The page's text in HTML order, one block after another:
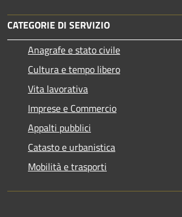
CATEGORIE DI SERVIZIO
Anagrafe e stato civile
Cultura e tempo libero
Vita lavorativa
Imprese e Commercio
Appalti pubblici
Catasto e urbanistica
Mobilità e trasporti